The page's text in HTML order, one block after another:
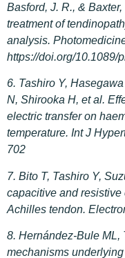
Basford, J. R., &
treatment of
analysis.
https://doi.org/10.1089/
6. Tashiro Y,
N, Shirooka H, et al.
electric transfer on
temperature. Int J
702
7. Bito T, Tashiro Y,
capacitive and resistive
Achilles tendon.
8. Hernández-Bule ML,
mechanisms